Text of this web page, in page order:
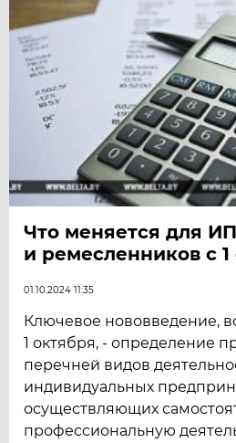
Что меняется для
и ремесленников с 1
01.10.2024 11:35
Ключевое нововведение,
1 октября, - определение
перечней видов
индивидуальных
осуществляющих
профессиональную